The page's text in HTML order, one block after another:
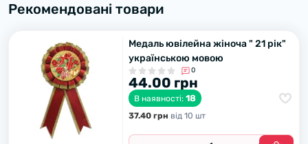
Рекомендовані товари
Медаль ювілейна жіноча " 21 рік"
українською мовою
0
44.00 грн
В наявності: 18
37.40 грн вiд 10 шт